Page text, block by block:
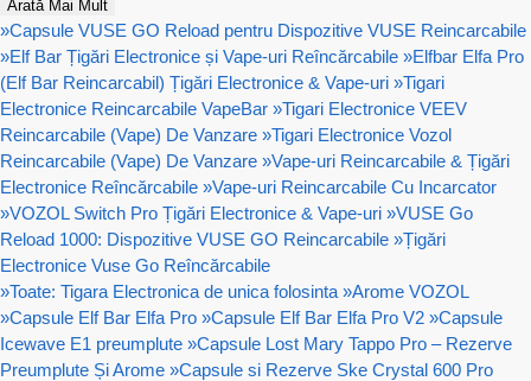
Arată Mai Mult
»Capsule VUSE GO Reload pentru Dispozitive VUSE Reincarcabile
»Elf Bar Țigări Electronice și Vape-uri Reîncărcabile »Elfbar Elfa Pro
(Elf Bar Reincarcabil) Țigări Electronice & Vape-uri »Tigari
Electronice Reincarcabile VapeBar »Tigari Electronice VEEV
Reincarcabile (Vape) De Vanzare »Tigari Electronice Vozol
Reincarcabile (Vape) De Vanzare »Vape-uri Reincarcabile & Țigări
Electronice Reîncărcabile »Vape-uri Reincarcabile Cu Incarcator
»VOZOL Switch Pro Țigări Electronice & Vape-uri »VUSE Go
Reload 1000: Dispozitive VUSE GO Reincarcabile »Țigări
Electronice Vuse Go Reîncărcabile
»Toate: Tigara Electronica de unica folosinta »Arome VOZOL
»Capsule Elf Bar Elfa Pro »Capsule Elf Bar Elfa Pro V2 »Capsule
Icewave E1 preumplute »Capsule Lost Mary Tappo Pro – Rezerve
Preumplute Și Arome »Capsule si Rezerve Ske Crystal 600 Pro